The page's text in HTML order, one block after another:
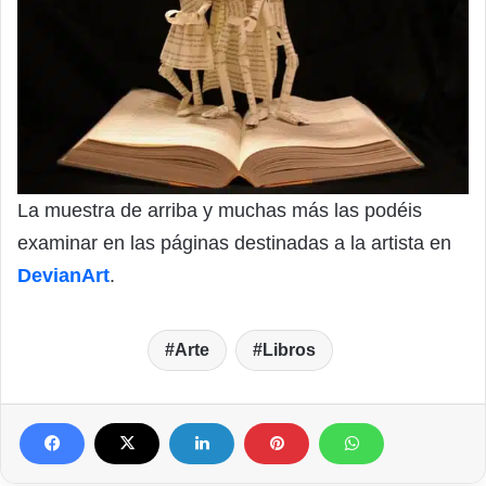
La muestra de arriba y muchas más las podéis
examinar en las páginas destinadas a la artista en
DevianArt.
Arte Libros